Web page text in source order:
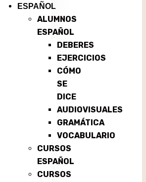
ESPAÑOL
ALUMNOS
ESPAÑOL
DEBERES
EJERCICIOS
CÓMO
SE
DICE
AUDIOVISUALES
GRAMÁTICA
VOCABULARIO
CURSOS
ESPAÑOL
CURSOS